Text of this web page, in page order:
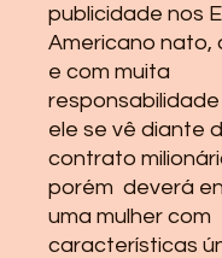
publicidade nos
Americano nato,
e com muita
ele se vê diante
contrato
porém deverá
uma mulher com
características